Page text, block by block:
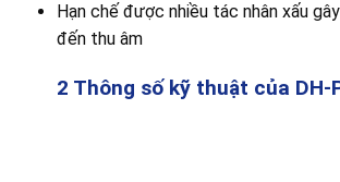
Hạn chế được nhiều tác nhân xấu
đến thu âm
2 Thông số kỹ thuật của DH-